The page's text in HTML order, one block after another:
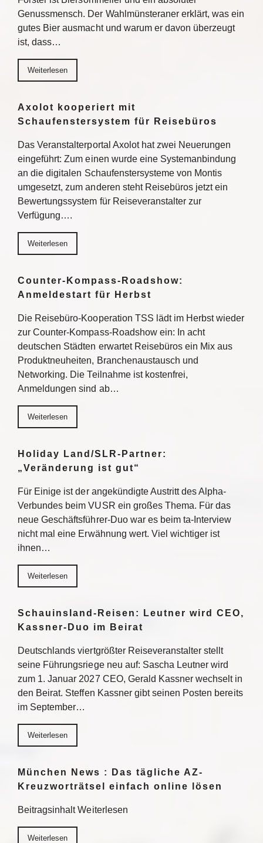
Genussmensch. Der Wahlmünsteraner erklärt, was ein
gutes Bier ausmacht und warum er davon überzeugt
ist, dass…
Weiterlesen
Axolot kooperiert mit
Schaufenstersystem für Reisebüros
Das Veranstalterportal Axolot hat zwei Neuerungen
eingeführt: Zum einen wurde eine Systemanbindung
an die digitalen Schaufenstersysteme von Montis
umgesetzt, zum anderen steht Reisebüros jetzt ein
Bewertungssystem für Reiseveranstalter zur
Verfügung….
Weiterlesen
Counter-Kompass-Roadshow:
Anmeldestart für Herbst
Die Reisebüro-Kooperation TSS lädt im Herbst wieder
zur Counter-Kompass-Roadshow ein: In acht
deutschen Städten erwartet Reisebüros ein Mix aus
Produktneuheiten, Branchenaustausch und
Networking. Die Teilnahme ist kostenfrei,
Anmeldungen sind ab…
Weiterlesen
Holiday Land/SLR-Partner:
„Veränderung ist gut“
Für Einige ist der angekündigte Austritt des Alpha-
Verbundes beim VUSR ein großes Thema. Für das
neue Geschäftsführer-Duo war es beim ta-Interview
nicht mal eine Erwähnung wert. Viel wichtiger ist
ihnen…
Weiterlesen
Schauinsland-Reisen: Leutner wird CEO,
Kassner-Duo im Beirat
Deutschlands viertgrößter Reiseveranstalter stellt
seine Führungsriege neu auf: Sascha Leutner wird
zum 1. Januar 2027 CEO, Gerald Kassner wechselt in
den Beirat. Steffen Kassner gibt seinen Posten bereits
im September…
Weiterlesen
München News : Das tägliche AZ-
Kreuzworträtsel einfach online lösen
Beitragsinhalt Weiterlesen
Weiterlesen